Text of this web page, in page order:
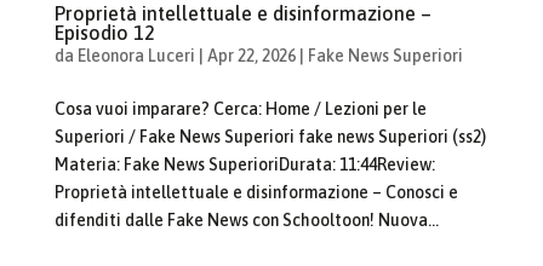
Proprietà intellettuale e disinformazione –
Episodio 12
da Eleonora Luceri | Apr 22, 2026| Fake News Superiori
Cosa vuoi imparare? Cerca: Home / Lezioni per le
Superiori / Fake News Superiori fake news Superiori (ss2)
Materia: Fake News SuperioriDurata: 11:44Review:
Proprietà intellettuale e disinformazione – Conosci e
difenditi dalle Fake News con Schooltoon! Nuova...